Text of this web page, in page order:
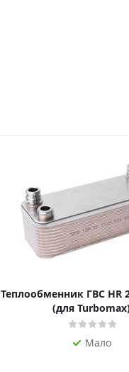
Теплообменник ГВС HR
(для
Мало